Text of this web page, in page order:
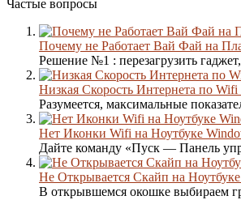
Частые вопросы
Почему не Работает Вай Фай на
Решение №1 : перезагрузить
Низкая Скорость Интернета по
Разумеется, максимальные
Нет Иконки Wifi на Ноутбуке
Дайте команду «Пуск — Панель
Не Открывается Скайп на
В открывшемся окошке выбираем